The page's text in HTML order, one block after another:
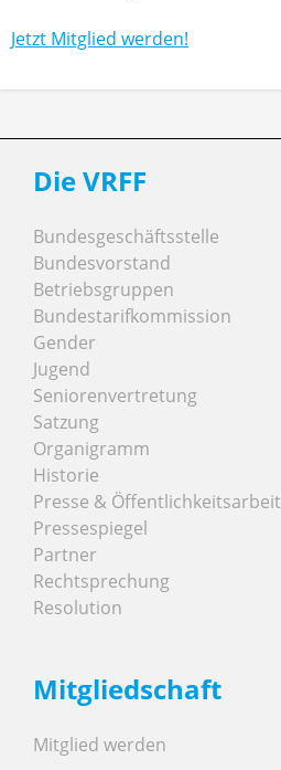
Jetzt Mitglied werden!
Die VRFF
Bundesgeschäftsstelle
Bundesvorstand
Betriebsgruppen
Bundestarifkommission
Gender
Jugend
Seniorenvertretung
Satzung
Organigramm
Historie
Presse & Öffentlichkeitsarbeit
Pressespiegel
Partner
Rechtsprechung
Resolution
Mitgliedschaft
Mitglied werden